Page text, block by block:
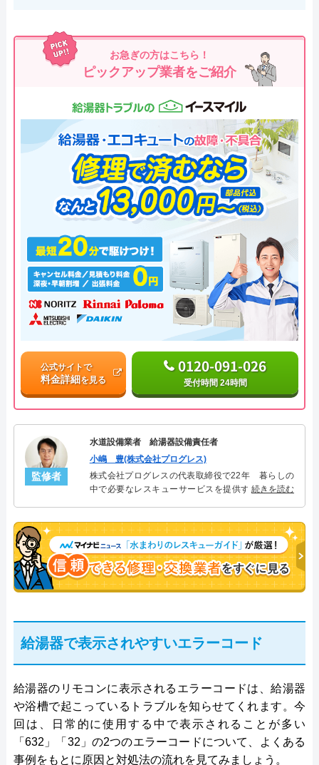
お急ぎの方はこちら！
ピックアップ業者をご紹介
公式サイトで
料金詳細を見る
0120-091-026
受付時間 24時間
監修者
水道設備業者 給湯器設備責任者
小嶋 豊(株式会社プログレス)
株式会社プログレスの代表取締役で22年 暮らしの
中で必要なレスキューサービスを提供する株式会社
決。多くのお客様に信頼される「給湯器」のスペシ
ャリスト。
続きを読む
給湯器で表示されやすいエラーコード
給湯器のリモコンに表示されるエラーコードは、給湯器
や浴槽で起こっているトラブルを知らせてくれます。今
回は、日常的に使用する中で表示されることが多い
「632」「32」の2つのエラーコードについて、よくある
事例をもとに原因と対処法の流れを見てみましょう。